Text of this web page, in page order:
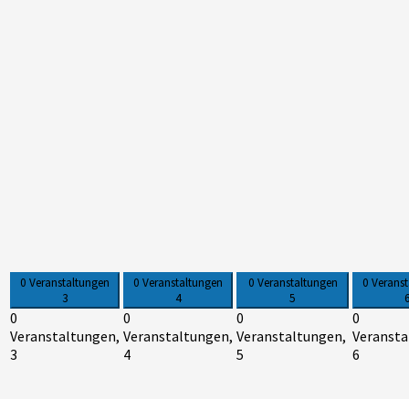
0 Veranstaltungen
3
0
Veranstaltungen,
3
0 Veranstaltungen
4
0
Veranstaltungen,
4
0 Veranstaltungen
5
0
Veranstaltungen,
5
0
0
6